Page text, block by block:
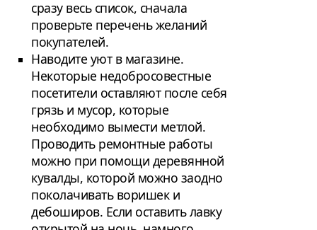
сразу весь список, сначала
проверьте перечень желаний
покупателей.
Наводите уют в магазине.
Некоторые недобросовестные
посетители оставляют после себя
грязь и мусор, которые
необходимо вымести метлой.
Проводить ремонтные работы
можно при помощи деревянной
кувалды, которой можно заодно
поколачивать воришек и
дебоширов. Если оставить лавку